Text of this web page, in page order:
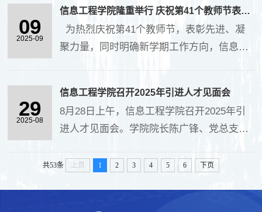
沿，系统分享了其团队在绿色建筑镀膜玻璃
方阻检测、电子信息材料导电性能与少子寿
命评估、导电金属材料电导率表征、....
转行动”专班成员单位代表、高校专家老师、
辖区信息技术工程类高新技术企业、服务机
构、金融服务机构代表等约30人参会。 冯永
探索与实践》的报告中，围绕电子信息科技
成果“为什么转”、“转什么”、“怎么转”等问
题，详细介绍了我校信息工程学院近两年的
09
2025-09
信息工程学院隆重举行 庆祝第41个教师节表彰大会暨全院教职工大会
为热烈庆祝第41个教师节，表彰先进、凝
聚力量，同时明确新学期工作方向，信息工
150余名师生参加了此次活动。 大会分为“教
师节表彰大会”与“全院教职工大会”两个阶段
进行。 会议在庄严的国歌声中拉开帷幕，
省级、市级、校级和院级各项表彰人员名
单，并举行颁奖仪式。本年度获批国家自然
29
2025-08
信息工程学院召开2025年引进人才见面会
8月28日上午，信息工程学院召开2025年引
进人才见面会。学院院长陈广锋、党总支书
光军，以及学院两办一中心、各系主任出席
共53条 上页 1 2 3 4 5 6 下页